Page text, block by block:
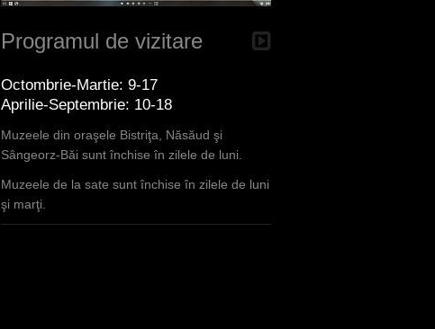
Programul de vizitare
Octombrie-Martie: 9-17
Aprilie-Septembrie: 10-18
Muzeele din oraşele Bistriţa, Năsăud şi
Sângeorz-Băi sunt închise în zilele de luni.
Muzeele de la sate sunt închise în zilele de luni
şi marţi.